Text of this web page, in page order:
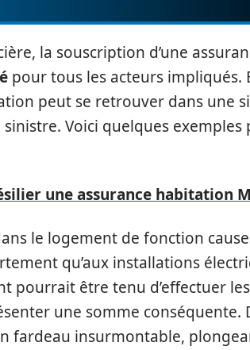
la souscription d’une
pour tous les acteurs impliqués.
peut se retrouver dans une
Voici quelques
une assurance habitation
le logement de fonction
qu’aux installations
pourrait être tenu d’effectuer les
une somme conséquente.
fardeau insurmontable,